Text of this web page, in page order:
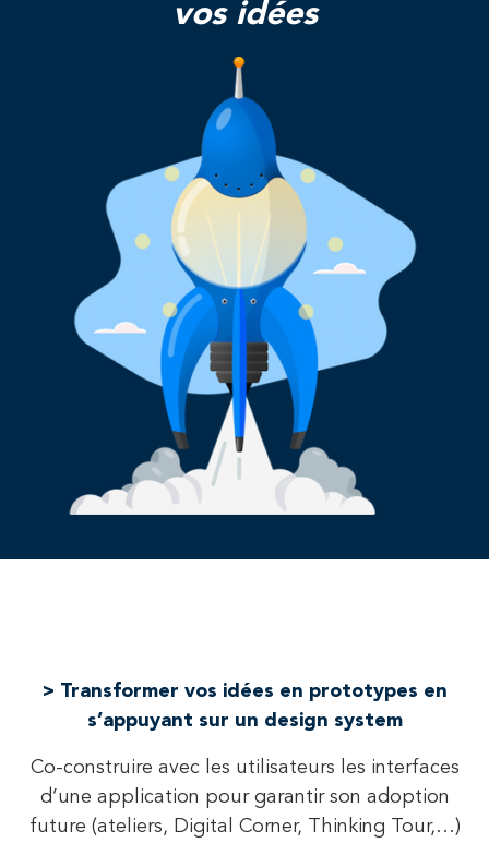
vos idées
> Transformer vos idées en prototypes en
s’appuyant sur un design system
Co-construire avec les utilisateurs les interfaces
d’une application pour garantir son adoption
future (ateliers, Digital Corner, Thinking Tour,…)